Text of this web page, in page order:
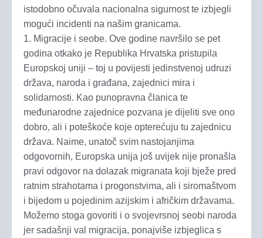
istodobno očuvala nacionalna sigurnost te izbjegli
mogući incidenti na našim granicama.
1. Migracije i seobe. Ove godine navršilo se pet
godina otkako je Republika Hrvatska pristupila
Europskoj uniji – toj u povijesti jedinstvenoj udruzi
država, naroda i građana, zajednici mira i
solidarnosti. Kao punopravna članica te
međunarodne zajednice pozvana je dijeliti sve ono
dobro, ali i poteškoće koje opterećuju tu zajednicu
država. Naime, unatoč svim nastojanjima
odgovornih, Europska unija još uvijek nije pronašla
pravi odgovor na dolazak migranata koji bježe pred
ratnim strahotama i progonstvima, ali i siromaštvom
i bijedom u pojedinim azijskim i afričkim državama.
Možemo stoga govoriti i o svojevrsnoj seobi naroda
jer sadašnji val migracija, ponajviše izbjeglica s